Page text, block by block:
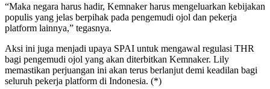
“Maka negara harus hadir, Kemnaker harus mengeluarkan kebijakan
populis yang jelas berpihak pada pengemudi ojol dan pekerja
platform lainnya,” tegasnya.
Aksi ini juga menjadi upaya SPAI untuk mengawal regulasi THR
bagi pengemudi ojol yang akan diterbitkan Kemnaker. Lily
memastikan perjuangan ini akan terus berlanjut demi keadilan bagi
seluruh pekerja platform di Indonesia. (*)